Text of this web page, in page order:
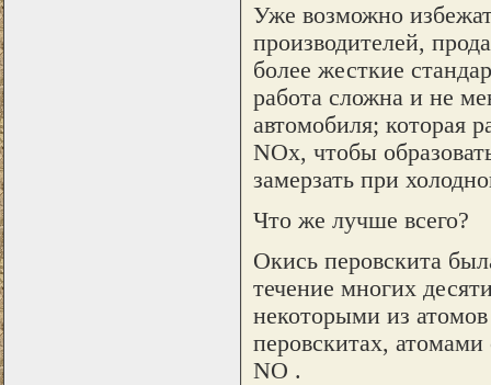
Уже возможно
производителей,
более жесткие
работа сложна и не
автомобиля; которая
NOx, чтобы
замерзать при
Что же лучше всего?
Окись перовскита
течение многих
некоторыми из
перовскитах,
NO .